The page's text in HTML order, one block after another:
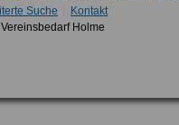
Suche
Kontakt
Holme